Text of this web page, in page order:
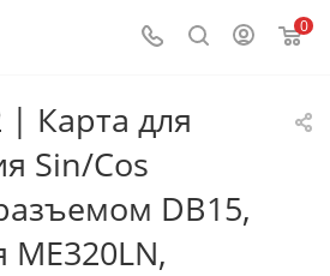
0
| Карта для
Sin/Cos
DB15,
ME320LN,